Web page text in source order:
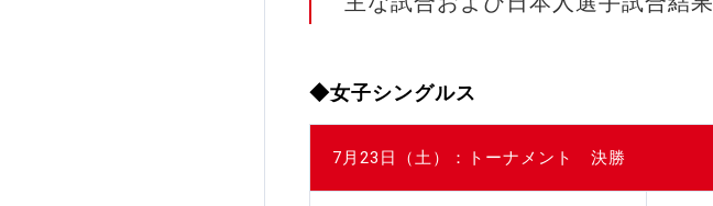
◆女子シングルス
7月23日（土）：トーナメント 決勝